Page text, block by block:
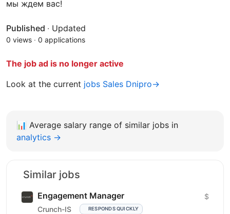
мы ждем вас!
Published · Updated
0 views · 0 applications
The job ad is no longer active
Look at the current jobs Sales Dnipro→
📊 Average salary range of similar jobs in
analytics →
Similar jobs
Engagement Manager
Crunch-IS RESPONDS QUICKLY
$